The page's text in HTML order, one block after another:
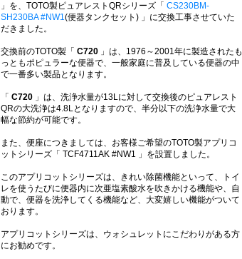
」を、TOTO製ピュアレストQRシリーズ「 CS230BM-
SH230BA #NW1(便器タンクセット) 」に交換工事させていた
だきました。
交換前のTOTO製「 C720 」は、1976～2001年に製造されたも
っともポピュラーな便器で、一般家庭に普及している便器の中
で一番多い製品となります。
「 C720 」は、洗浄水量が13Lに対して交換後のピュアレスト
QRの大洗浄は4.8Lとなりますので、半分以下の洗浄水量で大
幅な節約が可能です。
また、便座につきましては、お客様ご希望のTOTO製アプリコ
ットシリーズ「 TCF4711AK #NW1 」を設置しました。
このアプリコットシリーズは、きれい除菌機能といって、トイ
レを使うたびに便器内に次亜塩素酸水を吹きかける機能や、自
動で、便器を洗浄してくる機能など、大変嬉しい機能がついて
おります。
アプリコットシリーズは、ウォシュレットにこだわりがある方
にお勧めです。